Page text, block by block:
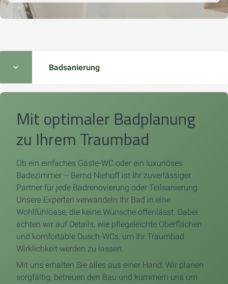
Badsanierung
Mit optimaler Badplanung
zu Ihrem Traumbad
Ob ein einfaches Gäste-WC oder ein luxuriöses
Badezimmer – Bernd Niehoff ist Ihr zuverlässiger
Partner für jede Badrenovierung oder Teilsanierung.
Unsere Experten verwandeln Ihr Bad in eine
Wohlfühloase, die keine Wünsche offenlässt. Dabei
achten wir auf Details, wie pflegeleichte Oberflächen
und komfortable Dusch-WCs, um Ihr Traumbad
Wirklichkeit werden zu lassen.
Mit uns erhalten Sie alles aus einer Hand: Wir planen
sorgfältig, betreuen den Bau und kümmern uns um